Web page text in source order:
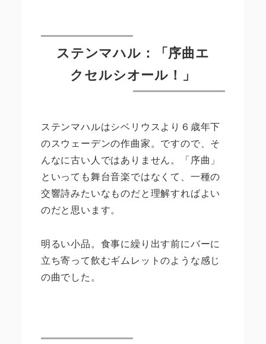
ステンマハル：「序曲エ
クセルシオール！」
ステンマハルはシベリウスより６歳年下
のスウェーデンの作曲家。ですので、そ
んなに古い人ではありません。「序曲」
といっても舞台音楽ではなくて、一種の
交響詩みたいなものだと理解すればよい
のだと思います。
明るい小品。食事に繰り出す前にバーに
立ち寄って飲むギムレットのような感じ
の曲でした。